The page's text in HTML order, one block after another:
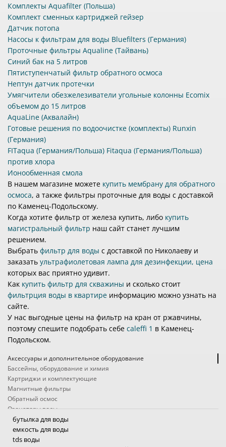
Комплекты Aquafilter (Польша)
Комплект сменных картриджей гейзер
Датчик потопа
Насосы к фильтрам для воды Bluefilters (Германия)
Проточные фильтры Aqualine (Тайвань)
Синий бак на 5 литров
Пятиступенчатый фильтр обратного осмоса
Нептун датчик протечки
Умягчители обезжелезиватели угольные колонны Ecomix
объемом до 15 литров
AquaLine (Аквалайн)
Готовые решения по водоочистке (комплекты) Runxin
(Германия)
FITaqua (Германия/Польша) Fitaqua (Германия/Польша)
против хлора
Ионообменная смола
В нашем магазине можете купить мембрану для обратного
осмоса, а также фильтры проточные для воды с доставкой
по Каменец-Подольскому.
Когда хотите фильтр от железа купить, либо купить
магистральный фильтр наш сайт станет лучшим
решением.
Выбрать фильтр для воды с доставкой по Николаеву и
заказать ультрафиолетовая лампа для дезинфекции, цена
которых вас приятно удивит.
Как купить фильтр для скважины и сколько стоит
фильтрция воды в квартире информацию можно узнать на
сайте.
У нас выгодные цены на фильтр на кран от ржавчины,
поэтому спешите подобрать себе caleffi 1 в Каменец-
Подольском.
Аксессуары и дополнительное оборудование
Бассейны, оборудование и химия
Картриджи и комплектующие
Магнитные фильтры
Обратный осмос
Озонаторы воды
Походные фильтры
Проточные фильтры
Системы защиты от протечек
бутылка для воды
емкость для воды
tds воды